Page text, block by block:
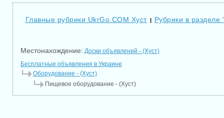
Главные рубрики UkrGo.COM Хуст | Рубрики в
Местонахождение: Доски объявлений - (Хуст)
Бесплатные объявления в Украине
Оборудование - (Хуст)
Пищевое оборудование - (Хуст)